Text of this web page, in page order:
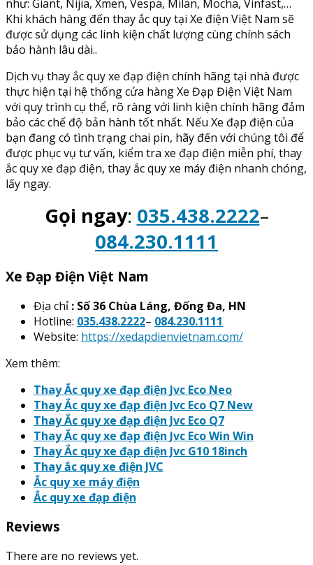
như: Giant, Nijia, Xmen, Vespa, Milan, Mocha, Vinfast,…
Khi khách hàng đến thay ắc quy tại Xe điện Việt Nam sẽ
được sử dụng các linh kiện chất lượng cùng chính sách
bảo hành lâu dài..
Dịch vụ thay ắc quy xe đạp điện chính hãng tại nhà được
thực hiện tại hệ thống cửa hàng Xe Đạp Điện Việt Nam
với quy trình cụ thể, rõ ràng với linh kiện chính hãng đảm
bảo các chế độ bản hành tốt nhất. Nếu Xe đạp điện của
bạn đang có tình trạng chai pin, hãy đến với chúng tôi để
được phục vụ tư vấn, kiểm tra xe đạp điện miễn phí, thay
ắc quy xe đạp điện, thay ắc quy xe máy điện nhanh chóng,
lấy ngay.
Gọi ngay: 035.438.2222–
084.230.1111
Xe Đạp Điện Việt Nam
Địa chỉ : Số 36 Chùa Láng, Đống Đa, HN
Hotline: 035.438.2222– 084.230.1111
Website: https://xedapdienvietnam.com/
Xem thêm:
Thay Ắc quy xe đạp điện Jvc Eco Neo
Thay Ắc quy xe đạp điện Jvc Eco Q7 New
Thay Ắc quy xe đạp điện Jvc Eco Q7
Thay Ắc quy xe đạp điện Jvc Eco Win Win
Thay Ắc quy xe đạp điện Jvc G10 18inch
Thay ắc quy xe điện JVC
Ắc quy xe máy điện
Ắc quy xe đạp điện
Reviews
There are no reviews yet.